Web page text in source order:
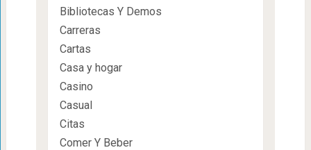
Bibliotecas Y Demos
Carreras
Cartas
Casa y hogar
Casino
Casual
Citas
Comer Y Beber